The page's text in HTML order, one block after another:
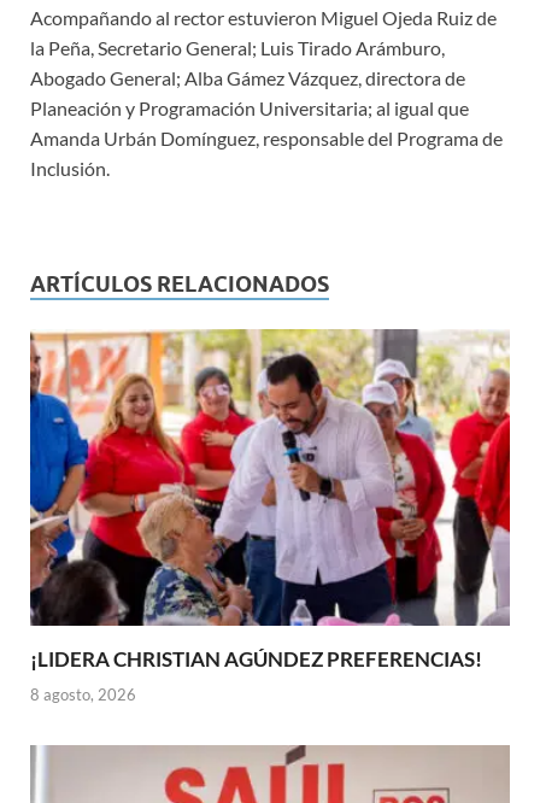
Acompañando al rector estuvieron Miguel Ojeda Ruiz de
la Peña, Secretario General; Luis Tirado Arámburo,
Abogado General; Alba Gámez Vázquez, directora de
Planeación y Programación Universitaria; al igual que
Amanda Urbán Domínguez, responsable del Programa de
Inclusión.
ARTÍCULOS RELACIONADOS
¡LIDERA CHRISTIAN AGÚNDEZ PREFERENCIAS!
8 agosto, 2026